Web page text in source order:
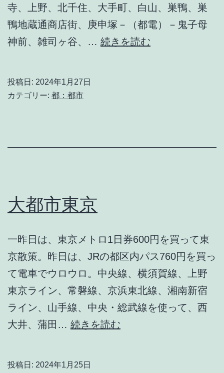
寺、上野、北千住、大手町、白山、巣鴨、巣
鴨地蔵通商店街、庚申塚－（都電）－鬼子母
神前、雑司ヶ谷、… 続きを読む
投稿日: 2024年1月27日
カテゴリー: 都：都市
大都市東京
一昨日は、東京メトロ1日券600円を買って東
京散策。昨日は、JRの都区内パス760円を買っ
て電車でウロウロ。中央線、横須賀線、上野
東京ライン、常磐線、京浜東北線、湘南新宿
ライン、山手線、中央・総武線を使って、西
大井、蒲田… 続きを読む
投稿日: 2024年1月25日